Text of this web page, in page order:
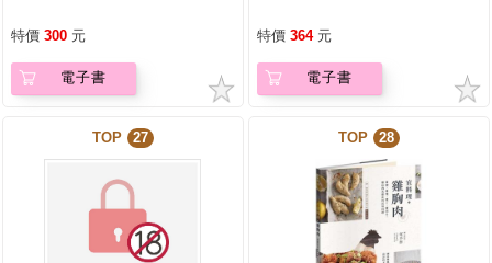
特價 300 元
電子書
特價 364 元
電子書
TOP 27 TOP 28